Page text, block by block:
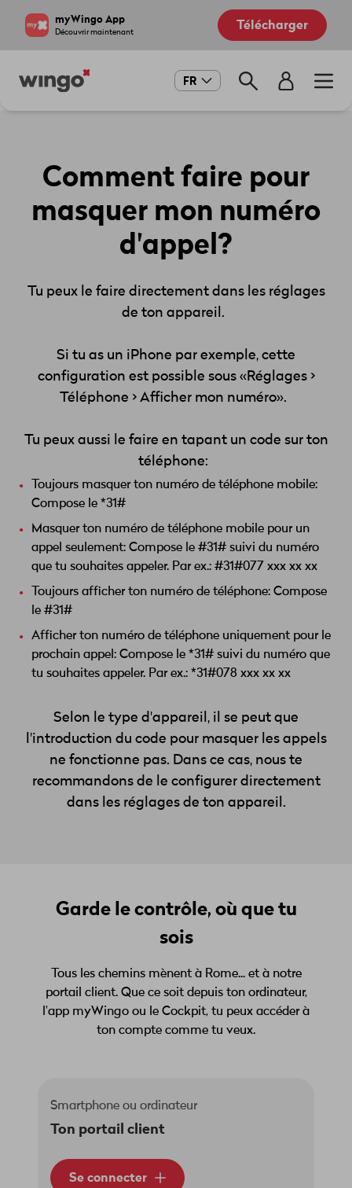
myWingo App
Découvrir maintenant Télécharger
Main
FR
Comment faire pour
masquer mon numéro
d'appel?
Tu peux le faire directement dans les réglages
de ton appareil.
Si tu as un iPhone par exemple, cette
configuration est possible sous«Réglages>
Téléphone > Afficher mon numéro».
Tu peux aussi le faire en tapant un code sur ton
téléphone:
Toujours masquer ton numéro de téléphone mobile:
Compose le *31#
Masquer ton numéro de téléphone mobile pour un
appel seulement: Compose le #31# suivi du numéro
que tu souhaites appeler. Par ex.: #31#077 xxx xx xx
Toujours afficher ton numéro de téléphone: Compose
le #31#
Afficher ton numéro de téléphone uniquement pour le
prochain appel: Compose le *31# suivi du numéro que
tu souhaites appeler. Par ex.: *31#078 xxx xx xx
Selon le type d'appareil, il se peut que
l'introduction du code pour masquer les appels
ne fonctionne pas. Dans ce cas, nous te
recommandons de le configurer directement
dans les réglages de ton appareil.
Garde le contrôle, où que tu
sois
Tous les chemins mènent à Rome... et à notre
portail client. Que ce soit depuis ton ordinateur,
l'app myWingo ou le Cockpit, tu peux accéder à
ton compte comme tu veux.
Smartphone ou ordinateur
Ton portail client
Se connecter